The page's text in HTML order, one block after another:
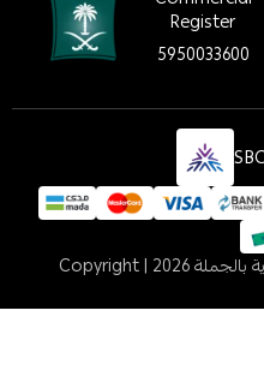
Register
5950033600
Copyright | 2026بالجملة